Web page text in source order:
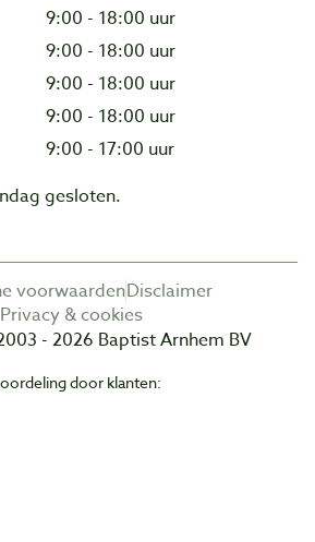
9:00 - 18:00 uur
9:00 - 18:00 uur
9:00 - 18:00 uur
9:00 - 18:00 uur
9:00 - 17:00 uur
gesloten.
voorwaardenDisclaimer
Privacy & cookies
- 2026 Baptist Arnhem BV
door klanten: